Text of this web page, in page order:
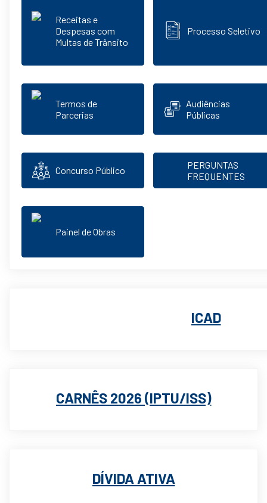
Receitas e
Despesas com
Multas de Trânsito
Processo Seletivo
Termos de
Parcerias
Audiências
Públicas
Concurso Público
PERGUNTAS
FREQUENTES
Painel de Obras
ICAD
CARNÊS 2026 (IPTU/ISS)
DÍVIDA ATIVA